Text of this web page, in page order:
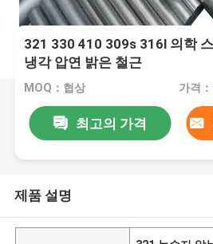
321 330 410 309s 316l 의학
냉각 압연 밝은 철근
MOQ：협상 가격
최고의 가격
제품 설명